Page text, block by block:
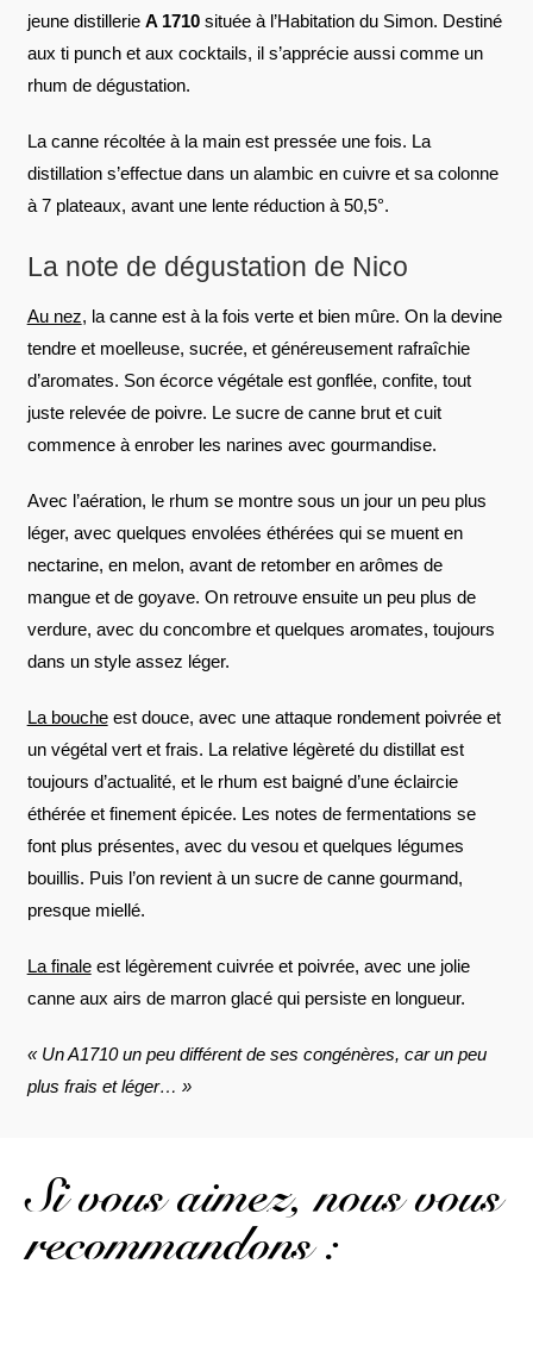
jeune distillerie A 1710située à l’Habitation du Simon. Destiné
aux ti punch et aux cocktails, il s’apprécie aussi comme un
rhum de dégustation.
La canne récoltée à la main est pressée une fois. La
distillation s’effectue dans un alambic en cuivre et sa colonne
à 7 plateaux, avant une lente réduction à 50,5°.
La note de dégustation de Nico
Au nez, la canne est à la fois verte et bien mûre. On la devine
tendre et moelleuse, sucrée, et généreusement rafraîchie
d’aromates. Son écorce végétale est gonflée, confite, tout
juste relevée de poivre. Le sucre de canne brut et cuit
commence à enrober les narines avec gourmandise.
Avec l’aération, le rhum se montre sous un jour un peu plus
léger, avec quelques envolées éthérées qui se muent en
nectarine, en melon, avant de retomber en arômes de
mangue et de goyave. On retrouve ensuite un peu plus de
verdure, avec du concombre et quelques aromates, toujours
dans un style assez léger.
La boucheest douce, avec une attaque rondement poivrée et
un végétal vert et frais. La relative légèreté du distillat est
toujours d’actualité, et le rhum est baigné d’une éclaircie
éthérée et finement épicée. Les notes de fermentations se
font plus présentes, avec du vesou et quelques légumes
bouillis. Puis l’on revient à un sucre de canne gourmand,
presque miellé.
La finaleest légèrement cuivrée et poivrée, avec une jolie
canne aux airs de marron glacé qui persiste en longueur.
« Un A1710 un peu différent de ses congénères, car un peu
plus frais et léger… »
Si vous aimez, nous vous
recommandons :